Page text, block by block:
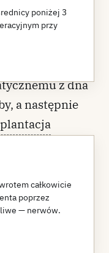
poniżej 3
przy
dwóch
skóry — pełnej
krążenia; goi
z dna
a następnie
całkowicie
poprzez
— nerwów.
jest
z
— to również
jest